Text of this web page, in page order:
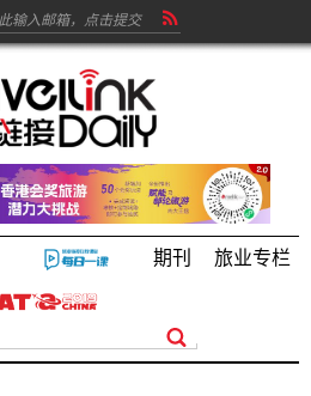
期刊 旅业专栏